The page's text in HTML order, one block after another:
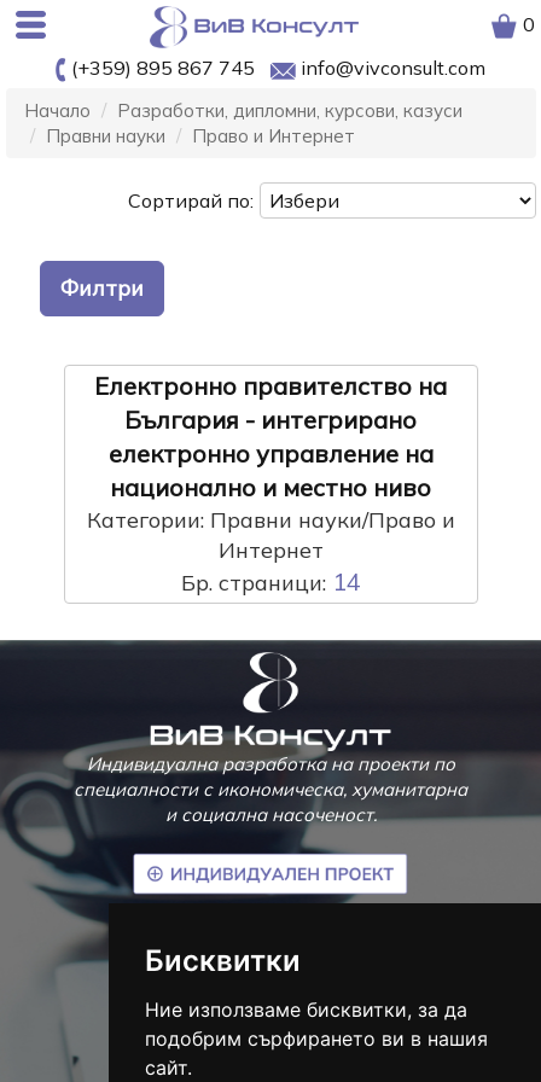
Бисквитки
Ние използваме бисквитки, за да
подобрим сърфирането ви в нашия
сайт.
0
(+359) 895 867 745
info@vivconsult.com
Начало
Разработки, дипломни, курсови, казуси
Правни науки
Право и Интернет
Сортирай по:
Филтри
Електронно правителство на
България - интегрирано
електронно управление на
национално и местно ниво
Категории: Правни науки/Право и
Интернет
Бр. страници: 14
Индивидуална разработка на проекти по
специалности с икономическа, хуманитарна
и социална насоченост.
тел.:(+359) 895 867 745
Социални мрежи